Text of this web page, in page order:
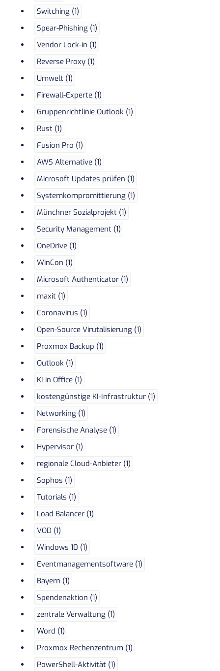
Switching (1)
Spear-Phishing (1)
Vendor Lock-in (1)
Reverse Proxy (1)
Umwelt (1)
Firewall-Experte (1)
Gruppenrichtlinie Outlook (1)
Rust (1)
Fusion Pro (1)
AWS Alternative (1)
Microsoft Updates prüfen (1)
Systemkompromittierung (1)
Münchner Sozialprojekt (1)
Security Management (1)
OneDrive (1)
WinCon (1)
Microsoft Authenticator (1)
maxit (1)
Coronavirus (1)
Open-Source Virutalisierung (1)
Proxmox Backup (1)
Outlook (1)
KI in Office (1)
kostengünstige KI-Infrastruktur (1)
Networking (1)
Forensische Analyse (1)
Hypervisor (1)
regionale Cloud-Anbieter (1)
Sophos (1)
Tutorials (1)
Load Balancer (1)
VOD (1)
Windows 10 (1)
Eventmanagementsoftware (1)
Bayern (1)
Spendenaktion (1)
zentrale Verwaltung (1)
Word (1)
Proxmox Rechenzentrum (1)
PowerShell-Aktivität (1)